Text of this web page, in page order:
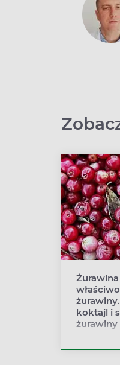
koktajl i
żurawiny
przede